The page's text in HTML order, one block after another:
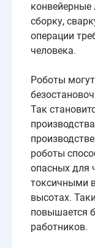
конвейерные
сборку,
операции
человека.
Роботы
Так
роботы
опасных для
токсичными
высотах.
повышается
работников.